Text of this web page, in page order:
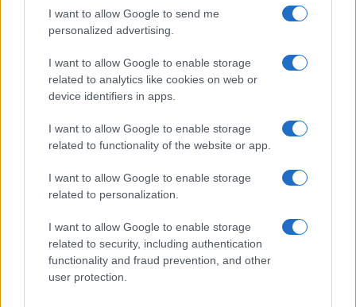
I want to allow Google to send me
personalized advertising.
I want to allow Google to enable storage
related to analytics like cookies on web or
device identifiers in apps.
I want to allow Google to enable storage
related to functionality of the website or app.
I want to allow Google to enable storage
related to personalization.
I want to allow Google to enable storage
related to security, including authentication
functionality and fraud prevention, and other
user protection.
Continua a leggere